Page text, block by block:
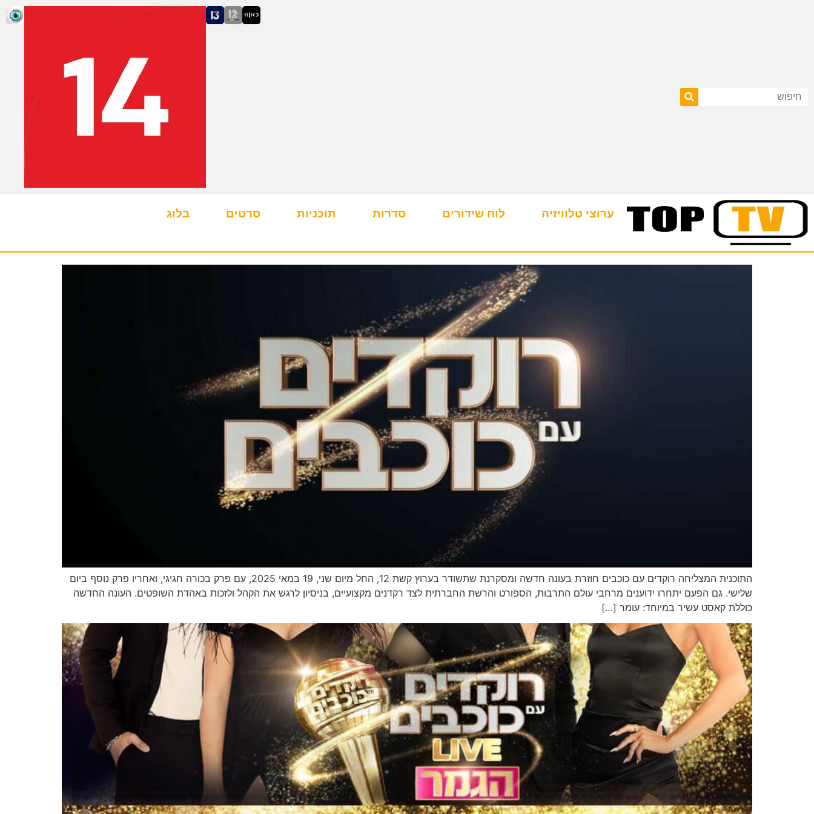
ערוצי טלוויזיה לוח שידורים סדרות תוכניות סרטים בלוג
התוכנית המצליחה רוקדים עם כוכבים חוזרת בעונה חדשה ומסקרנת שתשודר בערוץ קשת 12, החל מיום שני, 19 במאי 2025, עם פרק בכורה חגיגי, ואחריו פרק נוסף ביום
שלישי. גם הפעם יתחרו ידוענים מרחבי עולם התרבות, הספורט והרשת החברתית לצד רקדנים מקצועיים, בניסיון לרגש את הקהל ולזכות באהדת השופטים. העונה החדשה
כוללת קאסט עשיר במיוחד: עומר […]